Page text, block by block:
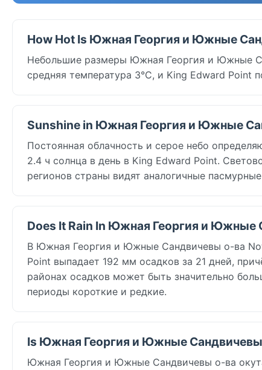
How Hot Is Южная Георгия и Южные
Небольшие размеры Южная Георгия и Южные
средняя температура 3°C, и King Edward Point
Sunshine in Южная Георгия и Южные
Постоянная облачность и серое небо
2.4 ч солнца в день в King Edward Point.
регионов страны видят аналогичные
Does It Rain In Южная Георгия и Южные
В Южная Георгия и Южные Сандвичевы о-ва
Point выпадает 192 мм осадков за 21 дней,
районах осадков может быть значительно
периоды короткие и редкие.
Is Южная Георгия и Южные Сандвичевы
Южная Георгия и Южные Сандвичевы о-ва